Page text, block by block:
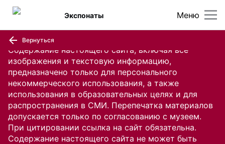
Содержание настоящего сайта, включая все
изображения и текстовую информацию,
предназначено только для персонального
некоммерческого использования, а также
использования в образовательных целях и для
распространения в СМИ. Перепечатка материалов
допускается только по согласованию с музеем.
При цитировании ссылка на сайт обязательна.
Содержание настоящего сайта не может быть
Меню
Экспонаты
Вернуться